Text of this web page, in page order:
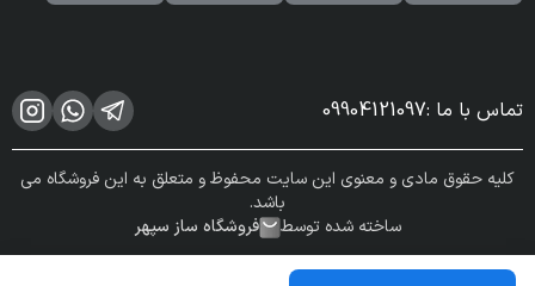
تماس با ما :
09904121097
کلیه حقوق مادی و معنوی این سایت محفوظ و متعلق به این فروشگاه می
باشد.
ساخته شده توسط
فروشگاه ساز سپهر